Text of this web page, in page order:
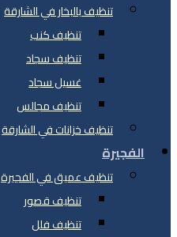
تنظيف بالبخار في الشارقة
تنظيف كنب
تنظيف سجاد
غسيل سجاد
تنظيف مجالس
تنظيف خزانات في الشارقة
الفجيرة
تنظيف عميق في الفجيرة
تنظيف قصور
تنظيف فلل